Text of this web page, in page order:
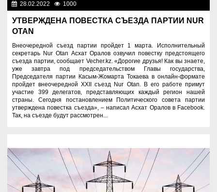
28.02.2022 1000
УТВЕРЖДЕНА ПОВЕСТКА СЪЕЗДА ПАРТИИ NUR
OTAN
Внеочередной съезд партии пройдет 1 марта. Исполнительный
секретарь Nur Otan Асхат Оралов озвучил повестку предстоящего
съезда партии, сообщает Vecher.kz. «Дорогие друзья! Как вы знаете,
уже завтра под председательством Главы государства,
Председателя партии Касым-Жомарта Токаева в онлайн-формате
пройдет внеочередной XXII съезд Nur Otan. В его работе примут
участие 399 делегатов, представляющих каждый регион нашей
страны. Сегодня постановлением Политического совета партии
утверждена повестка съезда», – написал Асхат Оралов в Facebook.
Так, на съезде будут рассмотрен...